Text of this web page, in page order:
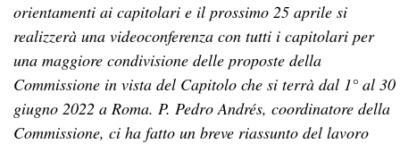
orientamenti ai capitolari e il prossimo 25 aprile si
realizzerà una videoconferenza con tutti i capitolari per
una maggiore condivisione delle proposte della
Commissione in vista del Capitolo che si terrà dal 1° al 30
giugno 2022 a Roma. P. Pedro Andrés, coordinatore della
Commissione, ci ha fatto un breve riassunto del lavoro